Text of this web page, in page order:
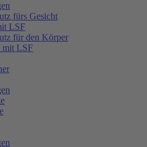
fürs Gesicht
LSF
für den Körper
mit LSF